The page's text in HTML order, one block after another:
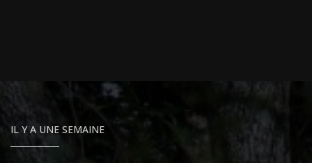
IL Y A UNE SEMAINE